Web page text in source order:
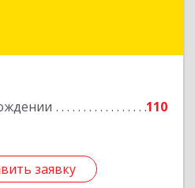
110
заявку
Подробнее
заявку